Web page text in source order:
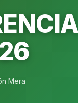
Mera